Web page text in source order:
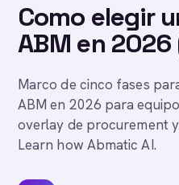
Como elegir
ABM en 2026
Marco de cinco fases
ABM en 2026 para
overlay de procurement
Learn how Abmatic AI.